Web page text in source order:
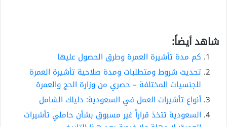
شاهد أيضاً:
كم مدة تأشيرة العمرة وطرق الحصول عليها
تحديث شروط ومتطلبات ومدة صلاحية تأشيرة العمرة
للجنسيات المختلفة – حصري من وزارة الحج والعمرة
أنواع تأشيرات العمل في السعودية: دليلك الشامل
السعودية تتخذ قراراً غير مسبوق بشأن حاملي تأشيرات